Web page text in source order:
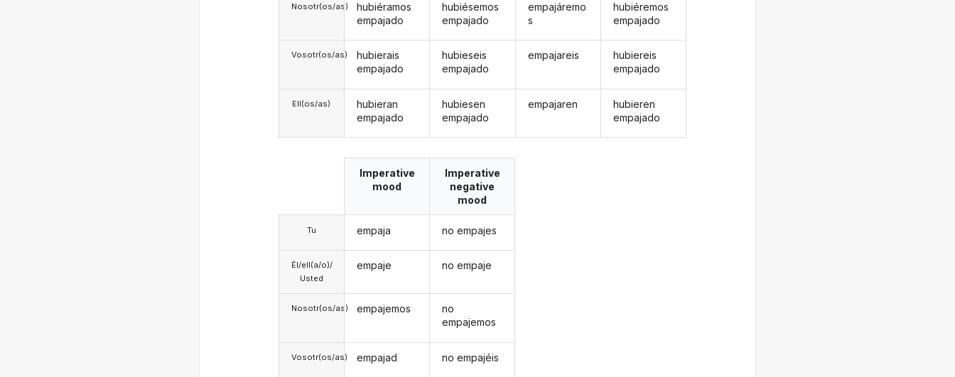
Nosotr(os/as)
Vosotr(os/as)
Ell(os/as)
hubiéramos
empajado
hubierais
empajado
hubieran
empajado
hubiésemos
empajado
hubieseis
empajado
hubiesen
empajado
empajáremo
s
empajareis
empajaren
hubiéremos
empajado
hubiereis
empajado
hubieren
empajado
Tu
Él/ell(a/o)/
Usted
Nosotr(os/as)
Vosotr(os/as)
Imperative
mood
empaja
empaje
empajemos
empajad
Imperative
negative
mood
no empajes
no empaje
no
empajemos
no empajéis